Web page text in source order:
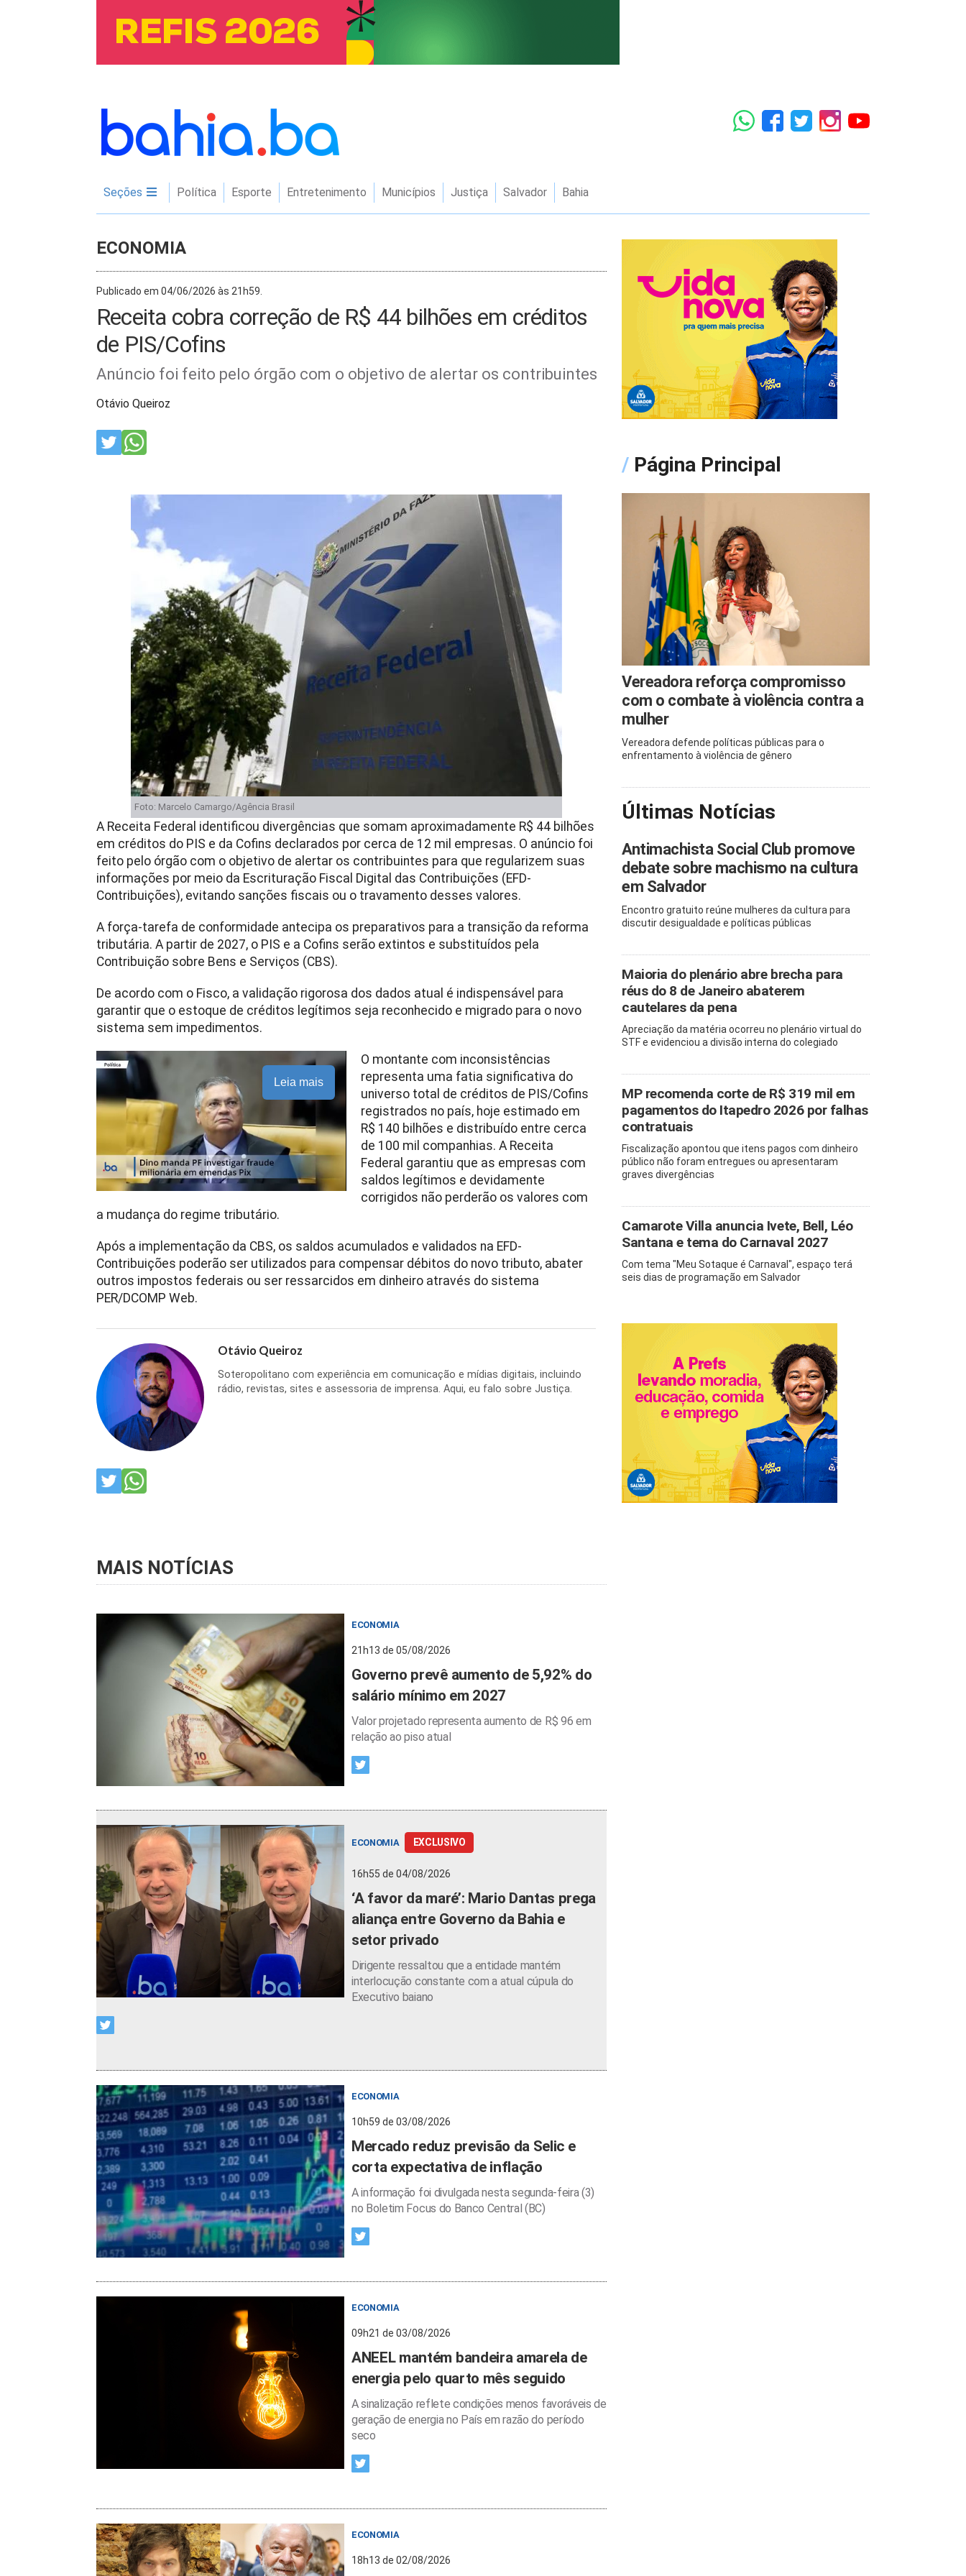
Seções Política Esporte Entretenimento Municípios Justiça Salvador Bahia
ECONOMIA
Publicado em 04/06/2026 às 21h59.
Receita cobra correção de R$ 44 bilhões em créditos
de PIS/Cofins
Anúncio foi feito pelo órgão com o objetivo de alertar os contribuintes
Otávio Queiroz
Foto: Marcelo Camargo/Agência Brasil
A Receita Federal identificou divergências que somam aproximadamente R$ 44 bilhões
em créditos do PIS e da Cofins declarados por cerca de 12 mil empresas. O anúncio foi
feito pelo órgão com o objetivo de alertar os contribuintes para que regularizem suas
informações por meio da Escrituração Fiscal Digital das Contribuições (EFD-
Contribuições), evitando sanções fiscais ou o travamento desses valores.
A força-tarefa de conformidade antecipa os preparativos para a transição da reforma
tributária. A partir de 2027, o PIS e a Cofins serão extintos e substituídos pela
Contribuição sobre Bens e Serviços (CBS).
De acordo com o Fisco, a validação rigorosa dos dados atual é indispensável para
garantir que o estoque de créditos legítimos seja reconhecido e migrado para o novo
sistema sem impedimentos.
Leia mais
O montante com inconsistências
representa uma fatia significativa do
universo total de créditos de PIS/Cofins
registrados no país, hoje estimado em
R$ 140 bilhões e distribuído entre cerca
de 100 mil companhias. A Receita
Federal garantiu que as empresas com
saldos legítimos e devidamente
corrigidos não perderão os valores com
a mudança do regime tributário.
Após a implementação da CBS, os saldos acumulados e validados na EFD-
Contribuições poderão ser utilizados para compensar débitos do novo tributo, abater
outros impostos federais ou ser ressarcidos em dinheiro através do sistema
PER/DCOMP Web.
Otávio Queiroz
Soteropolitano com experiência em comunicação e mídias digitais, incluindo
rádio, revistas, sites e assessoria de imprensa. Aqui, eu falo sobre Justiça.
MAIS NOTÍCIAS
ECONOMIA
21h13 de 05/08/2026
Governo prevê aumento de 5,92% do
salário mínimo em 2027
Valor projetado representa aumento de R$ 96 em
relação ao piso atual
ECONOMIA EXCLUSIVO
16h55 de 04/08/2026
‘A favor da maré’: Mario Dantas prega
aliança entre Governo da Bahia e
setor privado
Dirigente ressaltou que a entidade mantém
interlocução constante com a atual cúpula do
Executivo baiano
ECONOMIA
10h59 de 03/08/2026
Mercado reduz previsão da Selic e
corta expectativa de inflação
A informação foi divulgada nesta segunda-feira (3)
no Boletim Focus do Banco Central (BC)
ECONOMIA
09h21 de 03/08/2026
ANEEL mantém bandeira amarela de
energia pelo quarto mês seguido
A sinalização reflete condições menos favoráveis de
geração de energia no País em razão do período
seco
ECONOMIA
18h13 de 02/08/2026
/ Página Principal
Vereadora reforça compromisso
com o combate à violência contra a
mulher
Vereadora defende políticas públicas para o
enfrentamento à violência de gênero
Últimas Notícias
Antimachista Social Club promove
debate sobre machismo na cultura
em Salvador
Encontro gratuito reúne mulheres da cultura para
discutir desigualdade e políticas públicas
Maioria do plenário abre brecha para
réus do 8 de Janeiro abaterem
cautelares da pena
Apreciação da matéria ocorreu no plenário virtual do
STF e evidenciou a divisão interna do colegiado
MP recomenda corte de R$ 319 mil em
pagamentos do Itapedro 2026 por falhas
contratuais
Fiscalização apontou que itens pagos com dinheiro
público não foram entregues ou apresentaram
graves divergências
Camarote Villa anuncia Ivete, Bell, Léo
Santana e tema do Carnaval 2027
Com tema "Meu Sotaque é Carnaval", espaço terá
seis dias de programação em Salvador